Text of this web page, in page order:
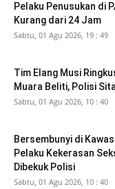
Pelaku Penusukan di
Kurang dari 24 Jam
Sabtu, 01 Agu 2026, 19 : 49
Tim Elang Musi
Muara Beliti, Polisi
Sabtu, 01 Agu 2026, 10 : 40
Bersembunyi di
Pelaku Kekerasan
Dibekuk Polisi
Sabtu, 01 Agu 2026, 10 : 40